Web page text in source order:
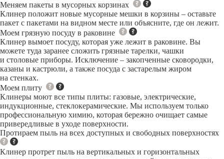
Меняем пакеты в мусорных корзинах
Клинер положит новые мусорные мешки в корзины – оставьте
пакет с пакетами на видном месте или объясните, где он лежит.
Моем грязную посуду в раковине
Клинер вымоет посуду, которая уже лежит в раковине. Вы
можете туда заранее сложить грязные тарелки, чашки
и столовые приборы. Исключение – закопченные сковородки,
казаны и кастрюли, а также посуда с застарелым жиром
на стенках.
Моем плиту
Клинеры моют все типы плиты: газовые, электрические,
индукционные, стеклокерамические. Мы используем только
профессиональную химию, которая бережно очищает самые
привередливые в уходе поверхности.
Протираем пыль на всех доступных и свободных поверхностях
Клинер протрет пыль на вертикальных и горизонтальных